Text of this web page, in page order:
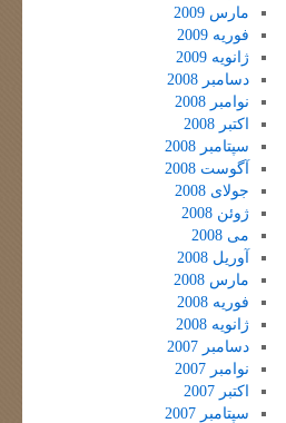
مارس 2009
فوریه 2009
ژانویه 2009
دسامبر 2008
نوامبر 2008
اکتبر 2008
سپتامبر 2008
آگوست 2008
جولای 2008
ژوئن 2008
می 2008
آوریل 2008
مارس 2008
فوریه 2008
ژانویه 2008
دسامبر 2007
نوامبر 2007
اکتبر 2007
سپتامبر 2007